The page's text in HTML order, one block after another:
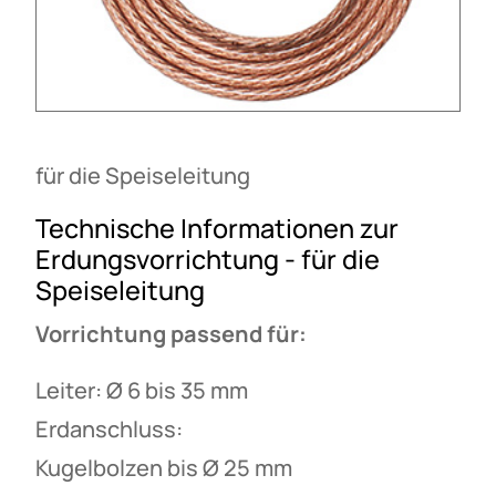
für die Speiseleitung
Technische Informationen zur
Erdungsvorrichtung - für die
Speiseleitung
Vorrichtung passend für:
Leiter: Ø 6 bis 35 mm
Erdanschluss:
Kugelbolzen bis Ø 25 mm